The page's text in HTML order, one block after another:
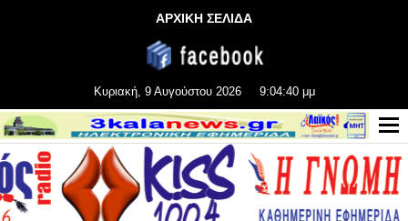
ΑΡΧΙΚΗ ΣΕΛΙΔΑ
Κυριακή, 9 Αυγούστου 2026 9:04:41 μμ